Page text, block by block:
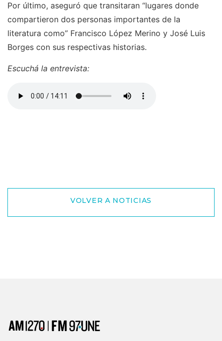
Por último, aseguró que transitaran “lugares donde
compartieron dos personas importantes de la
literatura como” Francisco López Merino y José Luis
Borges con sus respectivas historias.
Escuchá la entrevista:
VOLVER A NOTICIAS